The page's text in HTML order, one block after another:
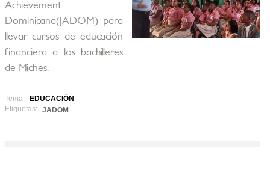
Achievement
Dominicana(JADOM) para
llevar cursos de educación
financiera a los bachilleres
de Miches.
Tema:
EDUCACIÓN
Etiquetas:
JADOM